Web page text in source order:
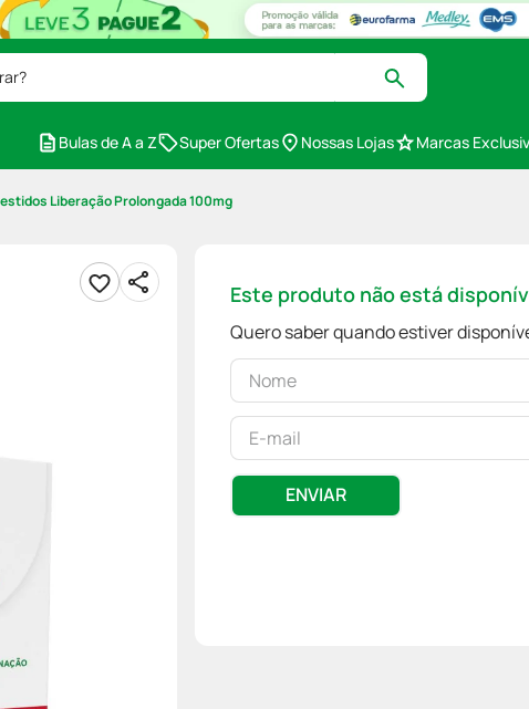
Bulas de A a Z Super Ofertas Nossas Lojas Marcas
Liberação Prolongada 100mg
Este produto não está
Quero saber quando estiver
ENVIAR